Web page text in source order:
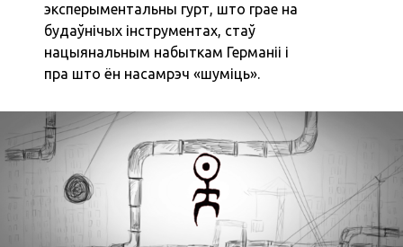
эксперыментальны гурт, што грае на
будаўнічых інструментах, стаў
нацыянальным набыткам Германіі і
пра што ён насамрэч «шуміць».